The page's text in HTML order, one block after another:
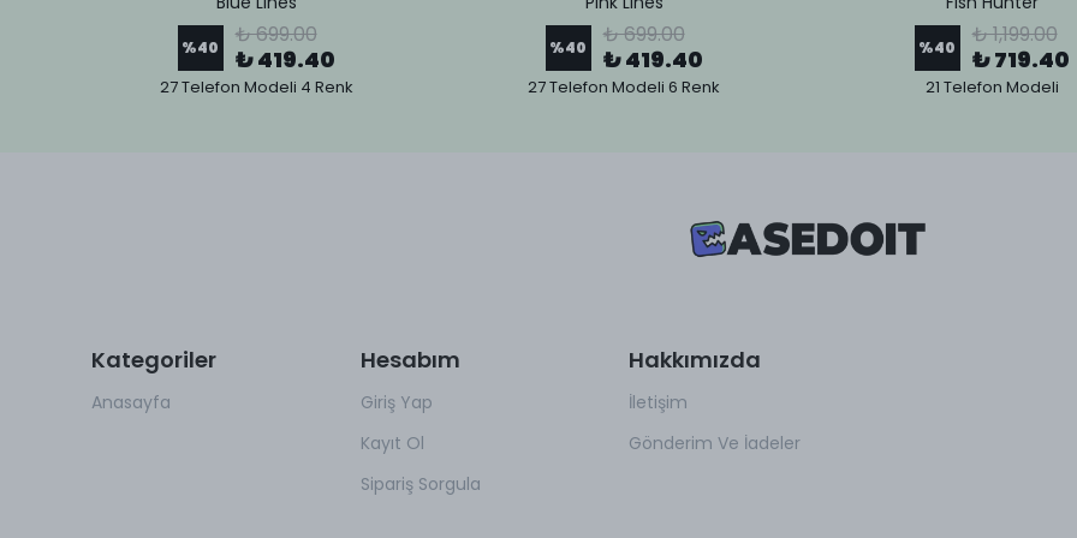
%40 ₺ 699.00
₺ 419.40
27 Telefon Modeli 4 Renk
%40 ₺ 699.00
₺ 419.40
27 Telefon Modeli 6 Renk
%40 ₺ 1,199.00
₺ 719.40
21 Telefon Modeli
Kategoriler
Anasayfa
Hesabım
Giriş Yap
Kayıt Ol
Sipariş Sorgula
Hakkımızda
İletişim
Gönderim Ve İadeler